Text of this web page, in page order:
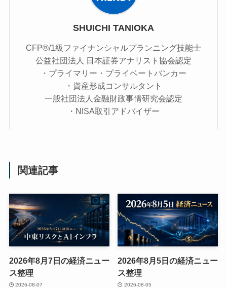
SHUICHI TANIOKA
CFP®/1級ファイナンシャルプランニング技能士
公益社団法人 日本証券アナリスト協会認定
・プライマリー・プライベートバンカー
・資産形成コンサルタント
一般社団法人金融財政事情研究会認定
・NISA取引アドバイザー
関連記事
2026年8月7日の経済ニュー
ス整理
2026-08-07
2026年8月5日の経済ニュー
ス整理
2026-08-05